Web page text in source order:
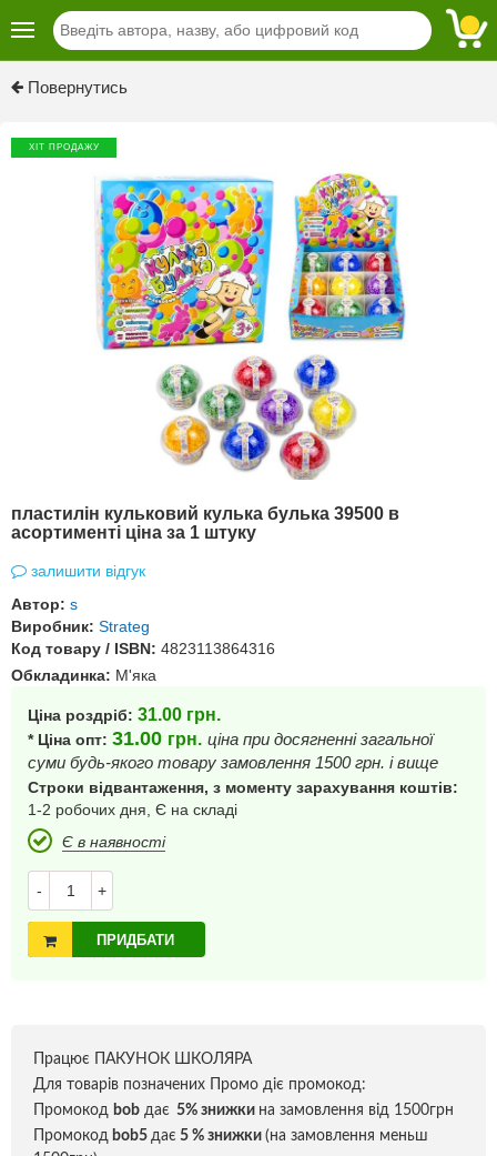
Повернутись
ХІТ ПРОДАЖУ
пластилін кульковий кулька булька 39500 в
асортименті ціна за 1 штуку
залишити відгук
Автор: s
Виробник: Strateg
Код товару / ISBN: 4823113864316
Обкладинка: М'яка
Ціна роздріб: 31.00 грн.
* Ціна опт: 31.00 грн. ціна при досягненні загальної
суми будь-якого товару замовлення 1500 грн. і вище
Строки відвантаження, з моменту зарахування коштів:
1-2 робочих дня, Є на складі
Є в наявності
- +
ПРИДБАТИ
Працює ПАКУНОК ШКОЛЯРА
Для товарів позначених Промо діє промокод:
Промокод bob дає 5% знижки на замовлення від 1500грн
Промокод bob5 дає 5 % знижки (на замовлення меньш